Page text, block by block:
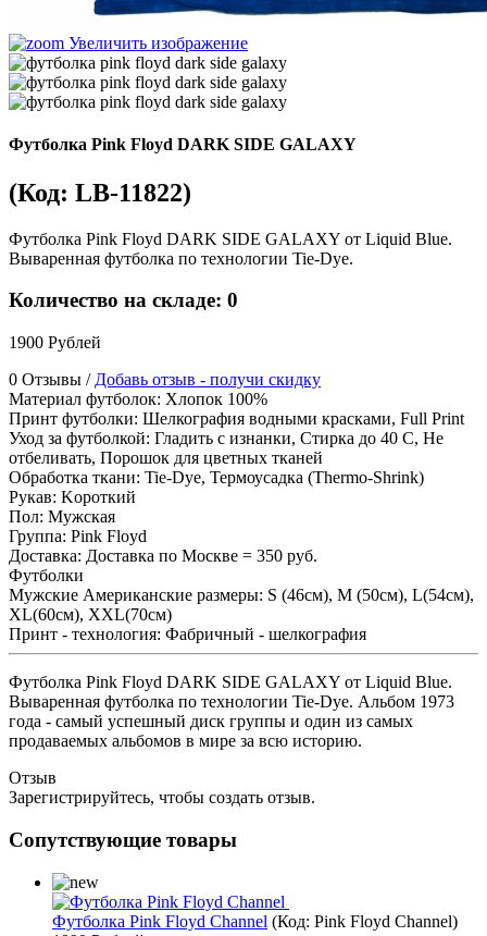
Увеличить изображение
Футболка Pink Floyd DARK SIDE GALAXY
(Код: LB-11822)
Футболка Pink Floyd DARK SIDE GALAXY от Liquid Blue.
Вываренная футболка по технологии Tie-Dye.
Количество на складе: 0
1900 Рублей
0 Отзывы / Добавь отзыв - получи скидку
Материал футболок: Хлопок 100%
Принт футболки: Шелкография водными красками, Full Print
Уход за футболкой: Гладить с изнанки, Стирка до 40 С, Не
отбеливать, Порошок для цветных тканей
Обработка ткани: Tie-Dye, Термоусадка (Thermo-Shrink)
Рукав: Kороткий
Пол: Мужская
Группа: Pink Floyd
Доставка: Доставка по Москве = 350 руб.
Футболки
Мужские Американские размеры: S (46см), M (50см), L(54см),
XL(60см), XXL(70см)
Принт - технология: Фабричный - шелкография
Футболка Pink Floyd DARK SIDE GALAXY от Liquid Blue.
Вываренная футболка по технологии Tie-Dye. Альбом 1973
года - самый успешный диск группы и один из самых
продаваемых альбомов в мире за всю историю.
Отзыв
Зарегистрируйтесь, чтобы создать отзыв.
Сопутствующие товары
Футболка Pink Floyd Channel (Код: Pink Floyd Channel)